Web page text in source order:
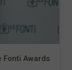
Fonti Awards